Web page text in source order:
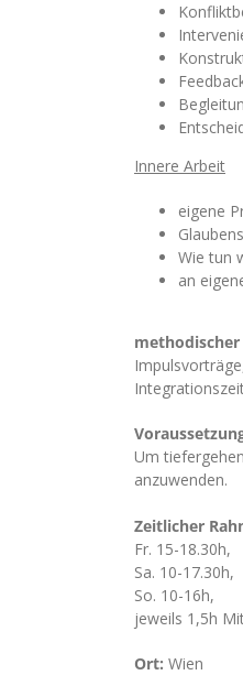
Innere Arbeit
eigene
Wie tun
an
methodischer
Um
anzuwenden.
Zeitlicher
Fr. 15-18.30h,
Sa. 10-17.30h,
So. 10-16h,
jeweils 1,5h
Ort: Wien